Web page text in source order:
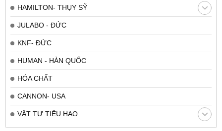
HAMILTON- THỤY SỸ
JULABO - ĐỨC
KNF- ĐỨC
HUMAN - HÀN QUỐC
HÓA CHẤT
CANNON- USA
VẬT TƯ TIÊU HAO